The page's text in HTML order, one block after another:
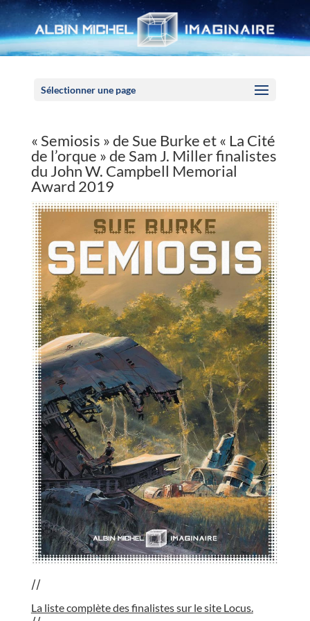
Sélectionner une page
« Semiosis » de Sue Burke et « La Cité
de l’orque » de Sam J. Miller finalistes
du John W. Campbell Memorial
Award 2019
//
La liste complète des finalistes sur le site Locus.
Panneau de gestion des cookies